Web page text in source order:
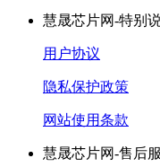
慧晟芯片网-特别
用户协议
隐私保护政策
网站使用条款
慧晟芯片网-售后